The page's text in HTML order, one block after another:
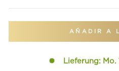
AÑADIR A
Lieferung: Mo.